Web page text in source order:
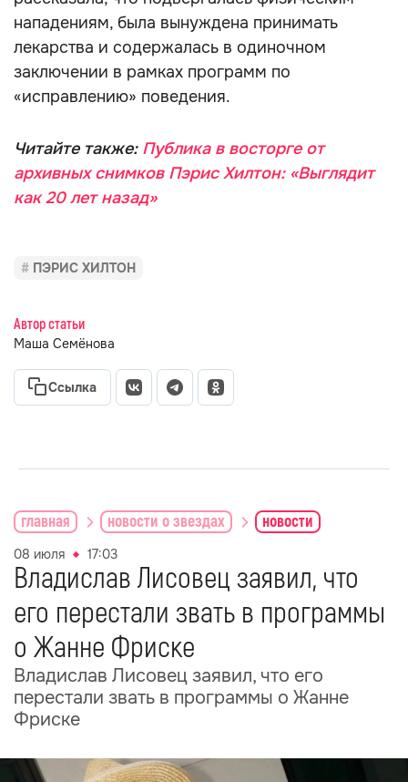
нападениям, была вынуждена принимать
лекарства и содержалась в одиночном
заключении в рамках программ по
«исправлению» поведения.
Читайте также: Публика в восторге от
архивных снимков Пэрис Хилтон: «Выглядит
как 20 лет назад»
ПЭРИС ХИЛТОН
Автор статьи
Маша Семёнова
Ссылка
главная новости о звездах новости
08 июля 17:03
Владислав Лисовец заявил, что
его перестали звать в программы
о Жанне Фриске
Владислав Лисовец заявил, что его
перестали звать в программы о Жанне
Фриске